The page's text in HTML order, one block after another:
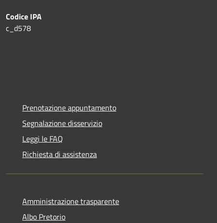
Codice IPA
c_d578
Prenotazione appuntamento
Segnalazione disservizio
Leggi le FAQ
Richiesta di assistenza
Amministrazione trasparente
Albo Pretorio